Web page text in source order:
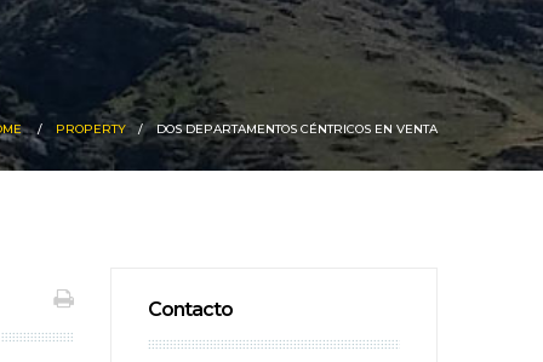
PROPERTY DOS DEPARTAMENTOS CÉNTRICOS EN VENTA
Contacto